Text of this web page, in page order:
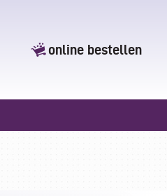
online bestellen